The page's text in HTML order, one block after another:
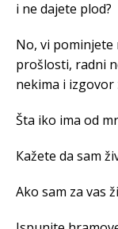
i ne dajete plod?
No, vi pominjete
prošlosti, radni
nekima i izgovor
Šta iko ima od
Кažete da sam
Ako sam za vas